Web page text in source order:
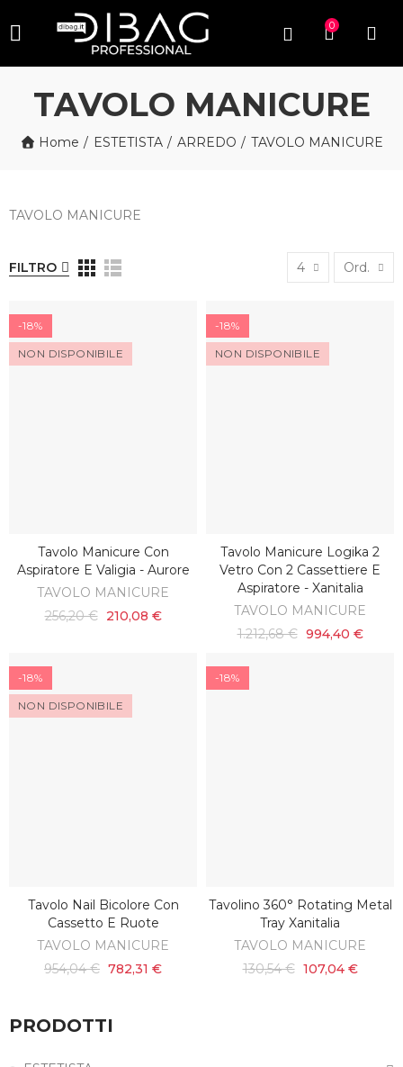
0
TAVOLO MANICURE
Home ESTETISTA ARREDO TAVOLO MANICURE
TAVOLO MANICURE
FILTRO 4 Ord.
-18%
NON DISPONIBILE
SCOPRI
Tavolo Manicure Con
Aspiratore E Valigia - Aurore
TAVOLO MANICURE
256,20 € 210,08 €
-18%
NON DISPONIBILE
SCOPRI
Tavolo Manicure Logika 2
Vetro Con 2 Cassettiere E
Aspiratore - Xanitalia
TAVOLO MANICURE
1.212,68 € 994,40 €
-18%
NON DISPONIBILE
SCOPRI
Tavolo Nail Bicolore Con
Cassetto E Ruote
TAVOLO MANICURE
954,04 € 782,31 €
-18%
AGGIUNGI AL CARRELLO
Tavolino 360° Rotating Metal
Tray Xanitalia
TAVOLO MANICURE
130,54 € 107,04 €
PRODOTTI